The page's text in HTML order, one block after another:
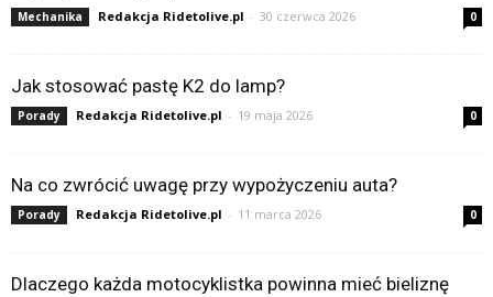
Mechanika Redakcja Ridetolive.pl - 30 czerwca 2026 0
Jak stosować pastę K2 do lamp?
Porady Redakcja Ridetolive.pl - 19 maja 2026 0
Na co zwrócić uwagę przy wypożyczeniu auta?
Porady Redakcja Ridetolive.pl - 11 marca 2026 0
Dlaczego każda motocyklistka powinna mieć bieliznę